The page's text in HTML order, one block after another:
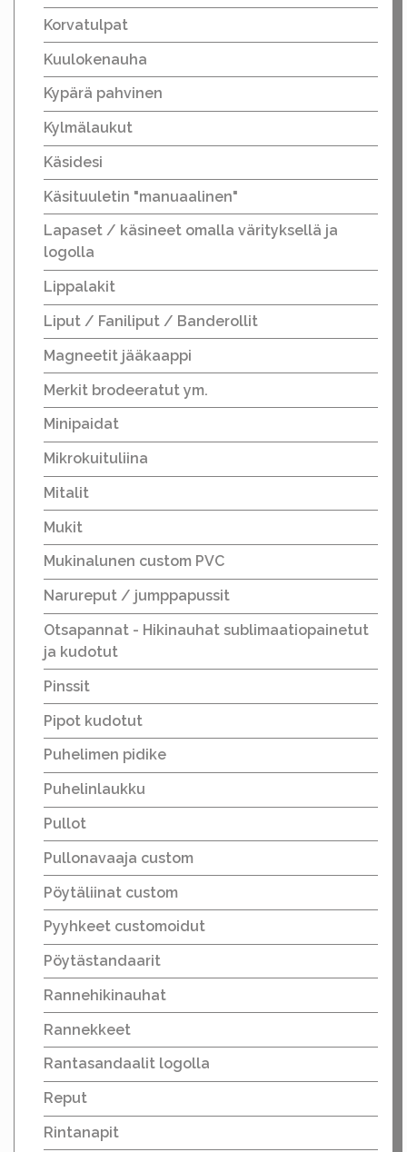
Korvatulpat
Kuulokenauha
Kypärä pahvinen
Kylmälaukut
Käsidesi
Käsituuletin "manuaalinen"
Lapaset / käsineet omalla värityksellä ja
logolla
Lippalakit
Liput / Faniliput / Banderollit
Magneetit jääkaappi
Merkit brodeeratut ym.
Minipaidat
Mikrokuituliina
Mitalit
Mukit
Mukinalunen custom PVC
Narureput / jumppapussit
Otsapannat - Hikinauhat sublimaatiopainetut
ja kudotut
Pinssit
Pipot kudotut
Puhelimen pidike
Puhelinlaukku
Pullot
Pullonavaaja custom
Pöytäliinat custom
Pyyhkeet customoidut
Pöytästandaarit
Rannehikinauhat
Rannekkeet
Rantasandaalit logolla
Reput
Rintanapit